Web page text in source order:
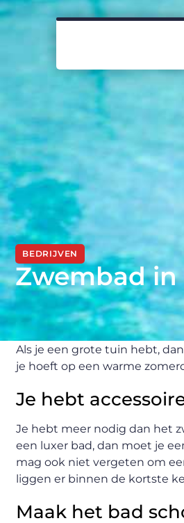
BEDRIJVEN
Zwembad
Als je een grote tuin hebt,
je hoeft op een warme
Je hebt
Je hebt meer nodig dan het
een luxer bad, dan moet je
mag ook niet vergeten om
liggen er binnen de kortste
Maak het bad